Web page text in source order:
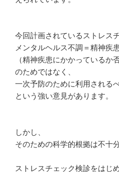
今回計画されているストレス
メンタルヘルス不調＝精神疾
（精神疾患にかかっているか
のためではなく、
一次予防のために利用される
という強い意見があります。
しかし、
そのための科学的根拠は不十
ストレスチェック検診をはじ